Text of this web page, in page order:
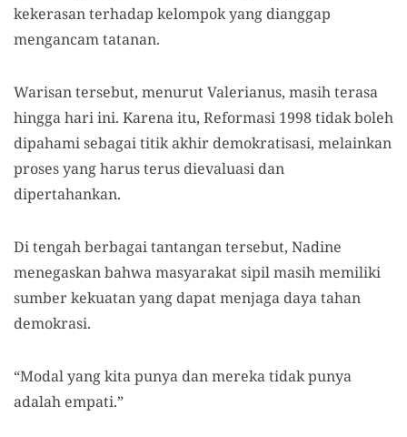
kekerasan terhadap kelompok yang dianggap
mengancam tatanan.
Warisan tersebut, menurut Valerianus, masih terasa
hingga hari ini. Karena itu, Reformasi 1998 tidak boleh
dipahami sebagai titik akhir demokratisasi, melainkan
proses yang harus terus dievaluasi dan
dipertahankan.
Di tengah berbagai tantangan tersebut, Nadine
menegaskan bahwa masyarakat sipil masih memiliki
sumber kekuatan yang dapat menjaga daya tahan
demokrasi.
“Modal yang kita punya dan mereka tidak punya
adalah empati.”